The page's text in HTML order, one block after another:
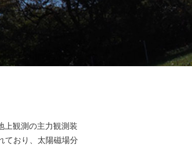
上観測の主力観測装
ており、太陽磁場分